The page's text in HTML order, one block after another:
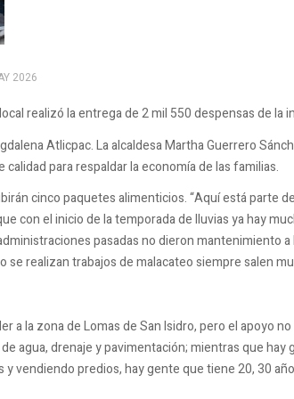
2026
realizó la entrega de 2 mil 550 despensas de la
Atlicpac. La alcaldesa Martha Guerrero
para respaldar la economía de las familias.
cinco paquetes alimenticios. “Aquí está parte
con el inicio de la temporada de lluvias ya hay
pasadas no dieron mantenimiento a
se realizan trabajos de malacateo siempre salen
a la zona de Lomas de San Isidro, pero el apoyo no
agua, drenaje y pavimentación; mientras que hay
vendiendo predios, hay gente que tiene 20, 30